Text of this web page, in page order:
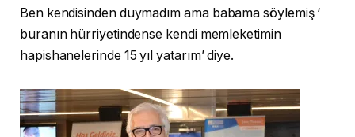
Ben kendisinden duymadım ama babama söylemiş ‘
buranın hürriyetindense kendi memleketimin
hapishanelerinde 15 yıl yatarım’ diye.